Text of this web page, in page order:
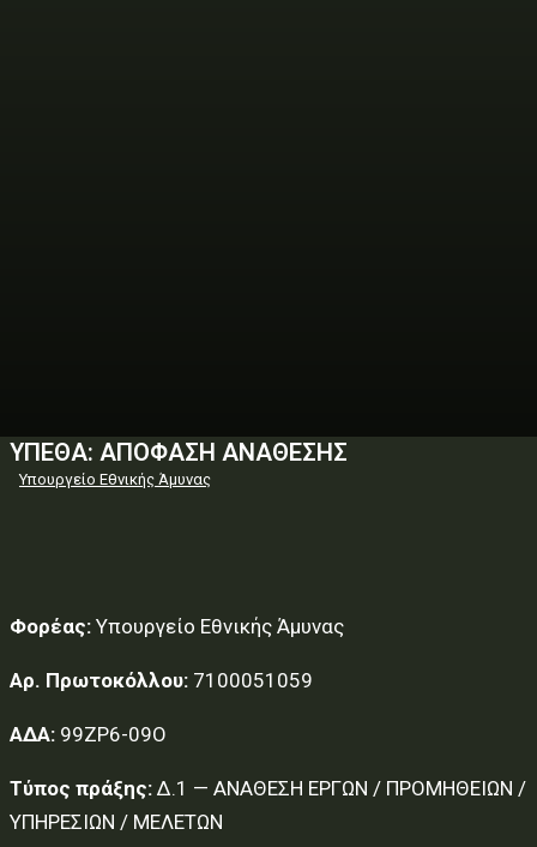
ΥΠΕΘΑ: ΑΠΟΦΑΣΗ ΑΝΑΘΕΣΗΣ
Υπουργείο Εθνικής Άμυνας
Φορέας: Υπουργείο Εθνικής Άμυνας
Αρ. Πρωτοκόλλου: 7100051059
ΑΔΑ: 99ΖΡ6-09Ο
Τύπος πράξης: Δ.1 — ΑΝΑΘΕΣΗ ΕΡΓΩΝ / ΠΡΟΜΗΘΕΙΩΝ /
ΥΠΗΡΕΣΙΩΝ / ΜΕΛΕΤΩΝ